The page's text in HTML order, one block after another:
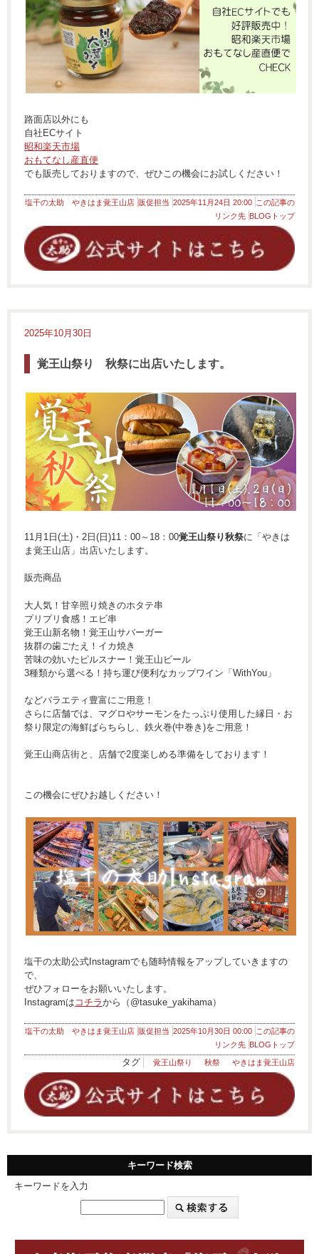
路面店以外にも
自社ECサイト
昭和楽天市場
おもてなし産直便
でも販売しておりますので、ぜひこの機会にお試しください！
塩干の太助 やきはま覚王山店 販促担当 2025年11月24日 20:00 この記事の
リンク先 BLOGトップ
2025年10月30日
覚王山祭り 秋祭に出店いたします。
11月1日(土)・2日(日)11：00～18：00覚王山祭り秋祭に「やきは
ま覚王山店」出店いたします。
販売商品
大人気！甘辛照り焼きのホタテ串
プリプリ食感！エビ串
覚王山新名物！覚王山サバーガー
抜群の歯ごたえ！イカ焼き
苦味の効いたピルスナー！覚王山ビール
3種類から選べる！持ち運び便利なカップワイン「WithYou」
などバラエティ豊富にご用意！
さらに店舗では、マグロやサーモンをたっぷり使用した縁日・お
祭り限定の海鮮ばらちらし、鉄火巻(中巻き)をご用意！
覚王山商店街と、店舗で2度楽しめる準備をしております！
この機会にぜひお越しください！
塩干の太助公式Instagramでも随時情報をアップしていきますの
で、
ぜひフォローをお願いいたします。
Instagramは コチラから（@tasuke_yakihama）
塩干の太助 やきはま覚王山店 販促担当 2025年10月30日 00:00 この記事の
リンク先 BLOGトップ
タグ 覚王山祭り 秋祭 やきはま覚王山店
キーワード検索
キーワードを入力